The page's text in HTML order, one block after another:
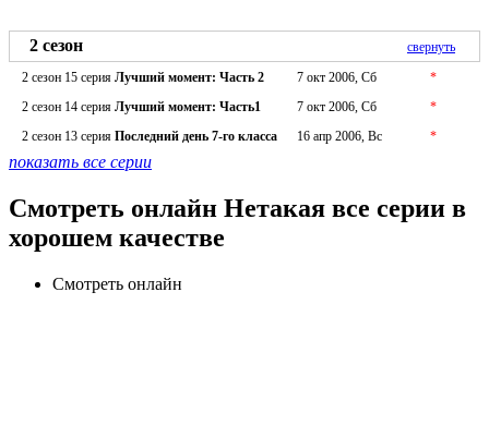
2 сезон
свернуть
2 сезон 15 серия Лучший момент: Часть 2 7 окт 2006, Сб
*
2 сезон 14 серия Лучший момент: Часть1 7 окт 2006, Сб
*
2 сезон 13 серия Последний день 7-го класса 16 апр 2006, Вс *
показать все серии
Смотреть онлайн Нетакая все серии в
хорошем качестве
Смотреть онлайн